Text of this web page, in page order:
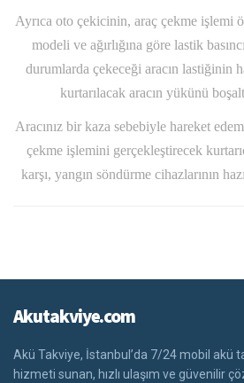
Ayrıca oto çekicinin, araç çekme işlemi
modeli ve ağırlığına göre lastik
durumlarda çekeceği aracın lastiğinin
kurtarılacak aracın yükünü
Aracınız bir kaza sebebiyle hareket
çekme işlemini gerçekleştirecek
karşı, yangın söndürme cihazlarının
Akutakviye.com
Akü Takviye, İstanbul’da 7/24 mobil akü
hizmeti sunan, hızlı ulaşım ve güvenilir